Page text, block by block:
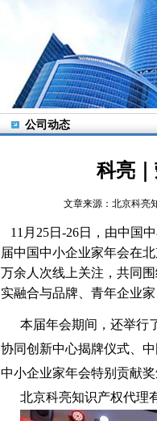
公司动态
科亮
文章来源：北京科亮
11月25日-26日，由中国
届中国中小企业家年会在
万余人次线上关注，共同
实融合与品牌、青年企业
本届年会期间，还举行
协同创新中心揭牌仪式、
中小企业家年会特别贡献奖
北京科亮知识产权代理